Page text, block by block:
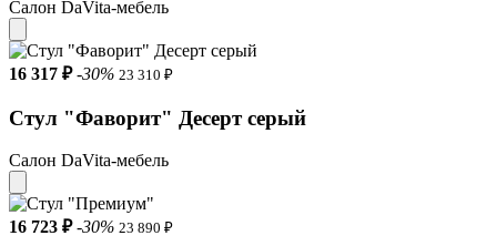
Салон DaVita-мебель
16 317 ₽ -30% 23 310 ₽
Стул "Фаворит" Десерт серый
Салон DaVita-мебель
16 723 ₽ -30% 23 890 ₽